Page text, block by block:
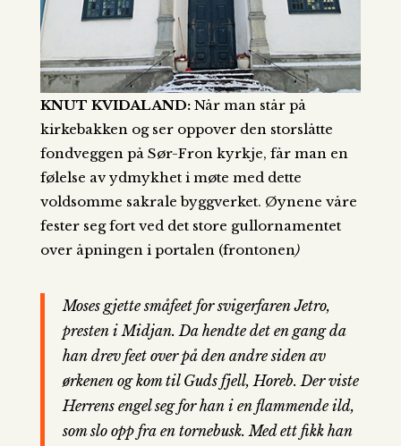
KNUT KVIDALAND:Når man står på
kirkebakken og ser oppover den storslåtte
fondveggen på Sør-Fron kyrkje, får man en
følelse av ydmykhet i møte med dette
voldsomme sakrale byggverket. Øynene våre
fester seg fort ved det store gullornamentet
over åpningen i portalen (frontonen)
Moses gjette småfeet for svigerfaren Jetro,
presten i Midjan. Da hendte det en gang da
han drev feet over på den andre siden av
ørkenen og kom til Guds fjell, Horeb. Der viste
Herrens engel seg for han i en flammende ild,
som slo opp fra en tornebusk. Med ett fikk han